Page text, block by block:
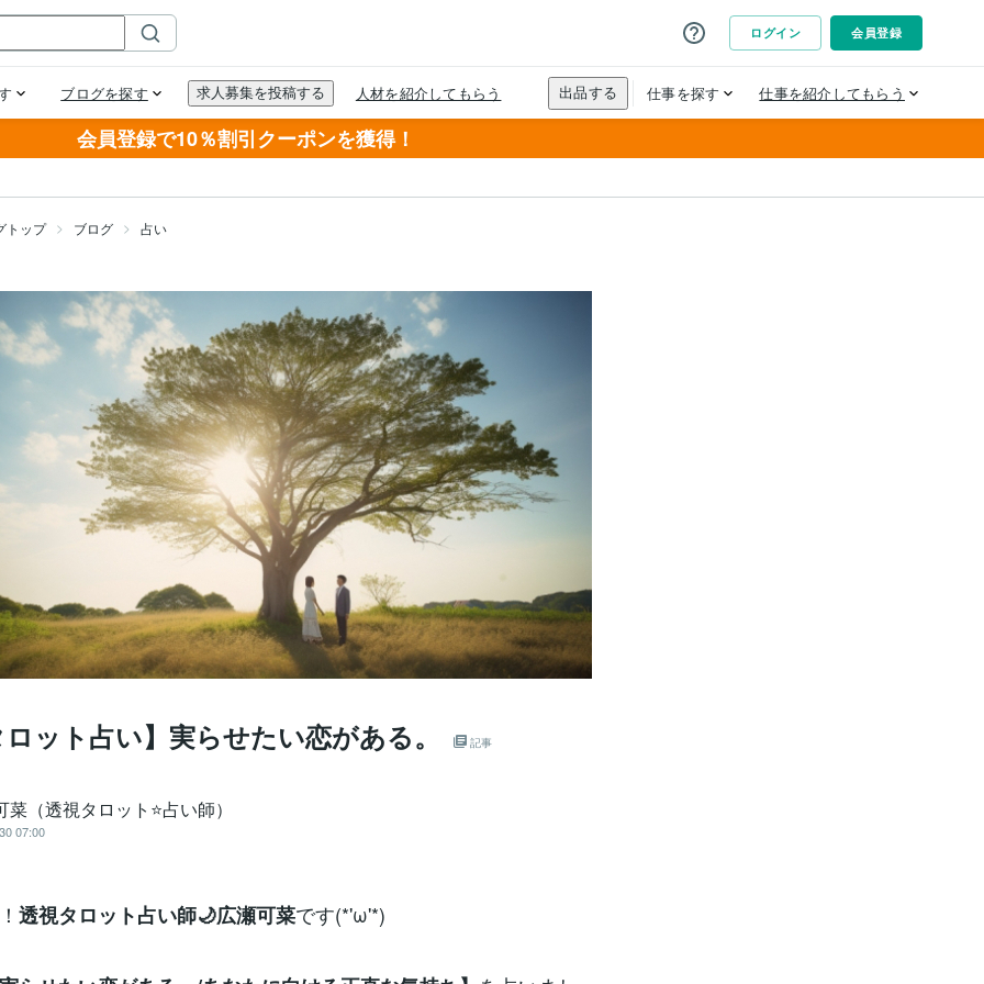
会員登録で10％割引クーポンを獲得！
トップ ブログ 占い
ット占い】実らせたい恋がある。 記事
菜（透視タロット⭐占い師）
07:00
透視タロット占い師🌙広瀬可菜です(*'ω'*)